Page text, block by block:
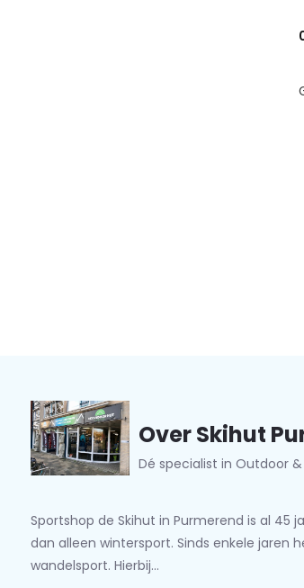
Over Skihut
Dé specialist in Outdoor
Sportshop de Skihut in Purmerend is al 45
dan alleen wintersport. Sinds enkele jaren
wandelsport. Hierbij...